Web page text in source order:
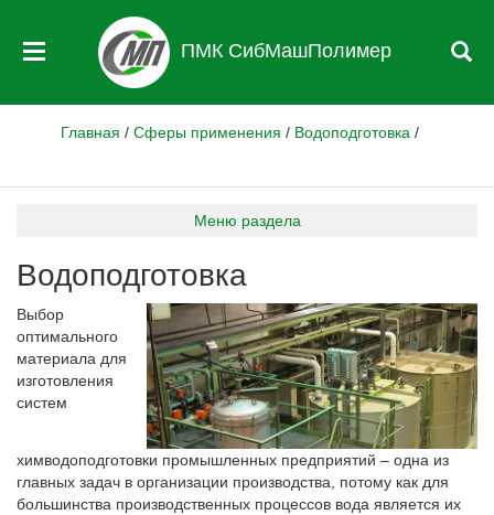
ПМК СибМашПолимер
Главная / Сферы применения / Водоподготовка /
Меню раздела
Водоподготовка
Выбор
оптимального
материала для
изготовления
систем
химводоподготовки промышленных предприятий – одна из
главных задач в организации производства, потому как для
большинства производственных процессов вода является их